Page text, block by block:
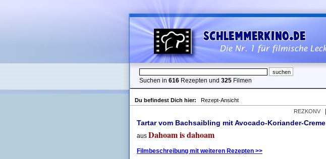
Suchen in 616 Rezepten und 325 Filmen
Du befindest Dich hier:
Rezept-Ansicht
REZKONV
Tartar vom Bachsaibling mit Avocado-Koriander-Creme
aus Dahoam is dahoam
Filmbeschreibung mit weiteren Rezepten >>